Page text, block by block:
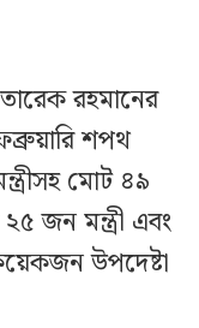
তারেক রহমানের
শপথ
মোট ৪৯
জন মন্ত্রী এবং
উপদেষ্টা